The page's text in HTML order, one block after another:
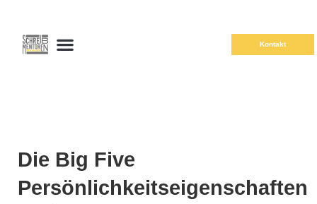
Kontakt
Die Big Five
Persönlichkeitseigenschaften